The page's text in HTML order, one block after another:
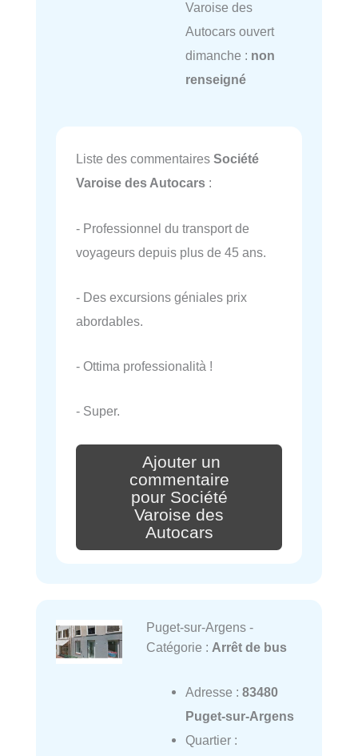
Varoise des
Autocars ouvert
dimanche : non
renseigné
Liste des commentaires Société
Varoise des Autocars :
- Professionnel du transport de
voyageurs depuis plus de 45 ans.
- Des excursions géniales prix
abordables.
- Ottima professionalità !
- Super.
Ajouter un
commentaire
pour Société
Varoise des
Autocars
Puget-sur-Argens -
Catégorie : Arrêt de bus
Adresse : 83480
Puget-sur-Argens
Quartier :